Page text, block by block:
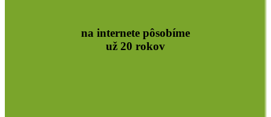
na internete pôsobíme
už 20 rokov